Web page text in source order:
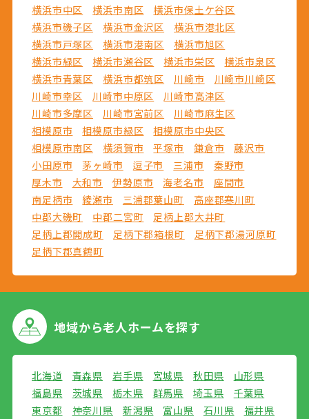
横浜市中区
横浜市南区
横浜市保土ケ谷区
横浜市磯子区
横浜市金沢区
横浜市港北区
横浜市戸塚区
横浜市港南区
横浜市旭区
横浜市緑区
横浜市瀬谷区 横浜市栄区
横浜市泉区
横浜市青葉区
横浜市都筑区 川崎市
川崎市川崎区
川崎市幸区
川崎市中原区
川崎市高津区
川崎市多摩区
川崎市宮前区
川崎市麻生区
相模原市
相模原市緑区
相模原市中央区
相模原市南区
横須賀市 平塚市 鎌倉市
藤沢市
小田原市
茅ヶ崎市 逗子市 三浦市
秦野市
厚木市
大和市 伊勢原市 海老名市
座間市
南足柄市
綾瀬市 三浦郡葉山町
高座郡寒川町
中郡大磯町
中郡二宮町
足柄上郡大井町
足柄上郡開成町
足柄下郡箱根町
足柄下郡湯河原町
足柄下郡真鶴町
地域から老人ホームを探す
北海道 青森県 岩手県 宮城県 秋田県
山形県
福島県
茨城県 栃木県 群馬県 埼玉県
千葉県
東京都
神奈川県 新潟県 富山県 石川県
福井県